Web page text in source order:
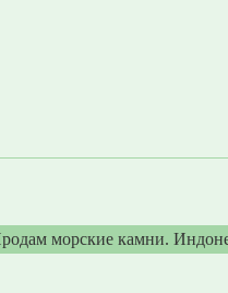
морские камни.